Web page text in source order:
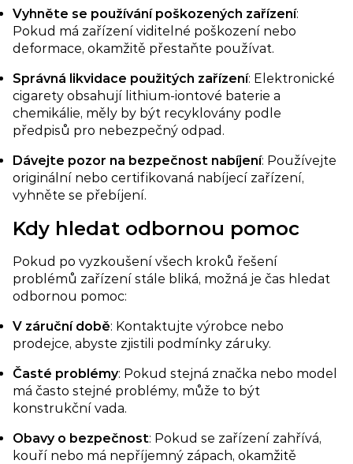
Vyhněte se používání poškozených zařízení​:
Pokud má zařízení viditelné poškození nebo
deformace, okamžitě přestaňte používat.
Správná likvidace použitých zařízení​: Elektronické
cigarety obsahují lithium-iontové baterie a
chemikálie, měly by být recyklovány podle
předpisů pro nebezpečný odpad.
Dávejte pozor na bezpečnost nabíjení​: Používejte
originální nebo certifikovaná nabíjecí zařízení,
vyhněte se přebíjení.
Kdy hledat odbornou pomoc
Pokud po vyzkoušení všech kroků řešení
problémů zařízení stále bliká, možná je čas hledat
odbornou pomoc:
V záruční době​: Kontaktujte výrobce nebo
prodejce, abyste zjistili podmínky záruky.
​Časté problémy: Pokud stejná značka nebo model
má často stejné problémy, může to být
konstrukční vada.
Obavy o bezpečnost: Pokud se zařízení zahřívá,
kouří nebo má nepříjemný zápach, okamžitě